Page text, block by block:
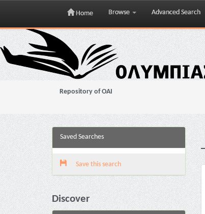
Skip
navigation
Home Browse Advanced Search
Repository of OAI
Saved Searches
Save this search
Discover